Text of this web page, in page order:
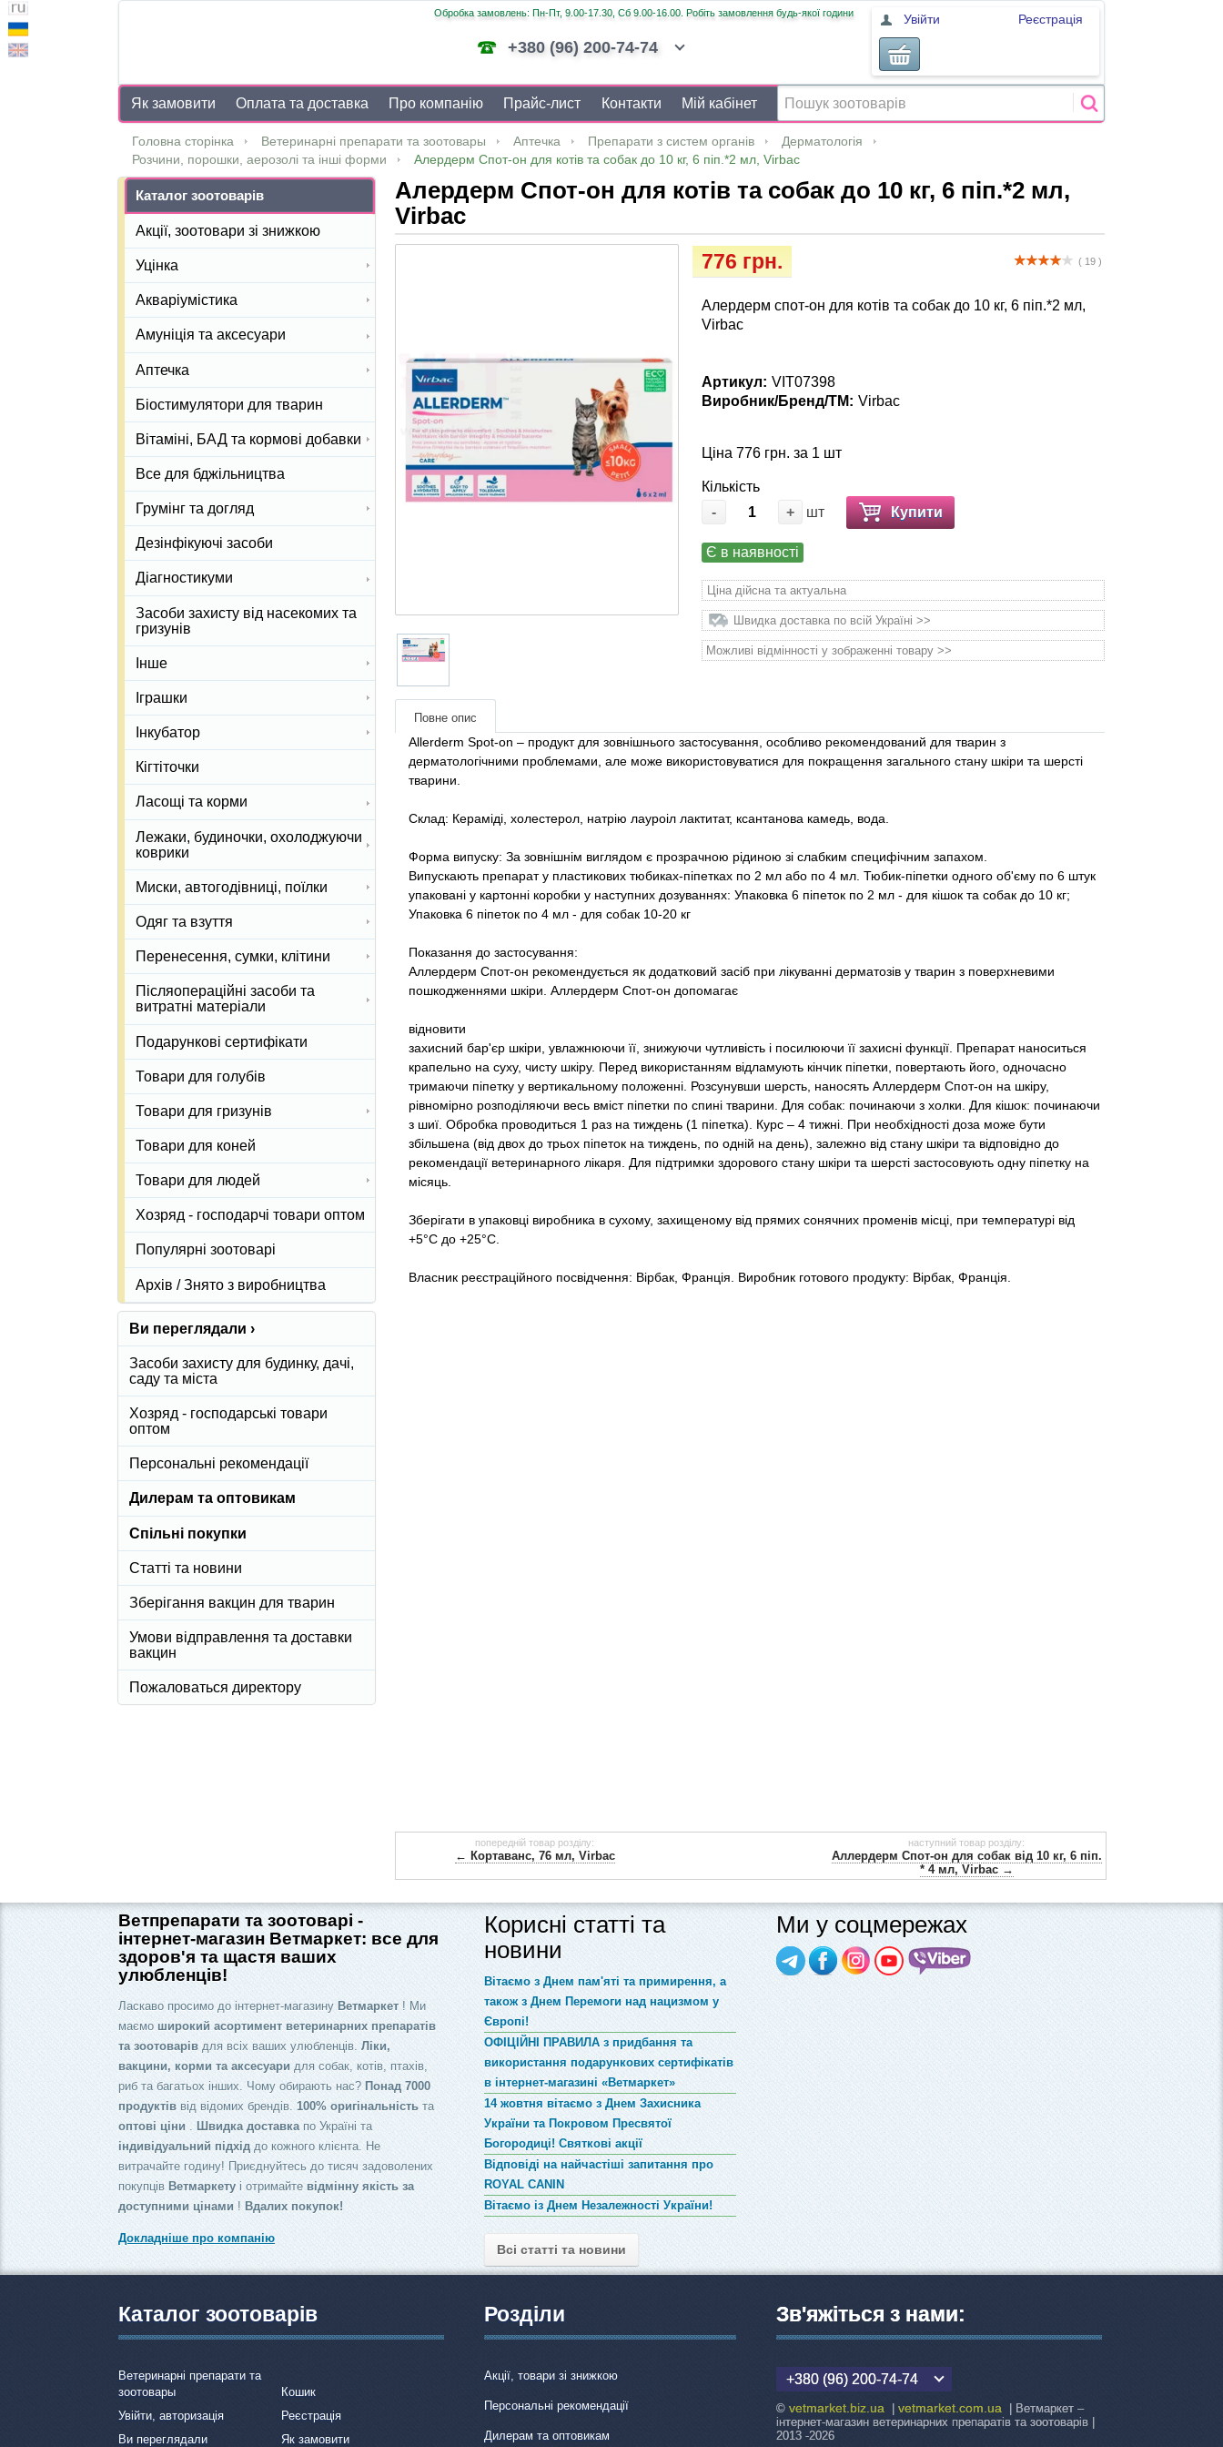
Обробка замовлень: Пн-Пт, 9.00-17.30, Сб 9.00-16.00. Робіть замовлення будь-якої години
+380 (96) 200-74-74
Увійти Реєстрація
Як замовити Оплата та доставка Про компанію Прайс-лист Контакти Мій кабінет
Головна сторінка Ветеринарні препарати та зоотовары Аптечка Препарати з систем органів
Дерматологія
Розчини, порошки, аерозолі та інші форми
Алердерм Спот-он для котів та собак до 10 кг, 6 піп.*2 мл, Virbac
Алердерм Спот-он для котів та собак до 10 кг, 6 піп.*2 мл,
Virbac
( 19 )
776 грн.
Алердерм спот-он для котів та собак до 10 кг, 6 піп.*2 мл,
Virbac
Артикул: VIT07398
Виробник/Бренд/ТМ: Virbac
Ціна 776 грн. за 1 шт
Кількість
-
+ шт Купити
Є в наявності
Ціна дійсна та актуальна
Швидка доставка по всій Україні >>
Можливі відмінності у зображенні товару >>
Повне опис
Allerderm Spot-on – продукт для зовнішнього застосування, особливо рекомендований для тварин з
дерматологічними проблемами, але може використовуватися для покращення загального стану шкіри та шерсті
тварини.
Склад: Кераміді, холестерол, натрію лауроіл лактитат, ксантанова камедь, вода.
Форма випуску: За зовнішнім виглядом є прозрачною рідиною зі слабким специфічним запахом.
Випускають препарат у пластикових тюбиках-піпетках по 2 мл або по 4 мл. Тюбик-піпетки одного об'єму по 6 штук
упаковані у картонні коробки у наступних дозуваннях: Упаковка 6 піпеток по 2 мл - для кішок та собак до 10 кг;
Упаковка 6 піпеток по 4 мл - для собак 10-20 кг
Показання до застосування:
Аллердерм Спот-он рекомендується як додатковий засіб при лікуванні дерматозів у тварин з поверхневими
пошкодженнями шкіри. Аллердерм Спот-он допомагає
відновити
захисний бар'єр шкіри, увлажнюючи її, знижуючи чутливість і посилюючи її захисні функції. Препарат наноситься
крапельно на суху, чисту шкіру. Перед використанням відламують кінчик піпетки, повертають його, одночасно
тримаючи піпетку у вертикальному положенні. Розсунувши шерсть, наносять Аллердерм Спот-он на шкіру,
рівномірно розподіляючи весь вміст піпетки по спині тварини. Для собак: починаючи з холки. Для кішок: починаючи
з шиї. Обробка проводиться 1 раз на тиждень (1 піпетка). Курс – 4 тижні. При необхідності доза може бути
збільшена (від двох до трьох піпеток на тиждень, по одній на день), залежно від стану шкіри та відповідно до
рекомендації ветеринарного лікаря. Для підтримки здорового стану шкіри та шерсті застосовують одну піпетку на
місяць.
Зберігати в упаковці виробника в сухому, захищеному від прямих сонячних променів місці, при температурі від
+5°С до +25°С.
Власник реєстраційного посвідчення: Вірбак, Франція. Виробник готового продукту: Вірбак, Франція.
попередній товар розділу:
← Кортаванс, 76 мл, Virbac
наступний товар розділу:
Аллердерм Спот-он для собак від 10 кг, 6 піп.
* 4 мл, Virbac →
Каталог зоотоварів
Акції, зоотовари зі знижкою
Уцінка
Акваріумістика
Амуніція та аксесуари
Аптечка
Біостимулятори для тварин
Вітаміні, БАД та кормові добавки
Все для бджільництва
Грумінг та догляд
Дезінфікуючі засоби
Діагностикуми
Засоби захисту від насекомих та
гризунів
Інше
Іграшки
Інкубатор
Кігтіточки
Ласощі та корми
Лежаки, будиночки, охолоджуючи
коврики
Миски, автогодівниці, поїлки
Одяг та взуття
Перенесення, сумки, клітини
Післяопераційні засоби та
витратні матеріали
Подарункові сертифікати
Товари для голубів
Товари для гризунів
Товари для коней
Товари для людей
Хозряд - господарчі товари оптом
Популярні зоотоварі
Архів / Знято з виробництва
Ви переглядали ›
Засоби захисту для будинку, дачі,
саду та міста
Хозряд - господарські товари
оптом
Персональні рекомендації
Дилерам та оптовикам
Спільні покупки
Статті та новини
Зберігання вакцин для тварин
Умови відправлення та доставки
вакцин
Пожаловаться директору
Ветпрепарати та зоотоварі -
інтернет-магазин Ветмаркет: все для
здоров'я та щастя ваших
улюбленців!
Ласкаво просимо до інтернет-магазину Ветмаркет ! Ми
маємоширокий асортимент ветеринарних препаратів
та зоотоварів для всіх ваших улюбленців.Ліки,
вакцини, корми та аксесуаридля собак, котів, птахів,
риб та багатьох інших. Чому обирають нас? Понад 7000
продуктів від відомих брендів.100% оригінальність та
оптові ціни. Швидка доставкапо Україні та
індивідуальний підхід до кожного клієнта. Не
витрачайте годину! Приєднуйтесь до тисяч задоволених
покупців Ветмаркетуі отримайте відмінну якість за
доступними цінами ! Вдалих покупок!
Докладніше про компанію
Корисні статті та
новини
Вітаємо з Днем пам'яті та примирення, а
також з Днем Перемоги над нацизмом у
Європі!
ОФІЦІЙНІ ПРАВИЛА з придбання та
використання подарункових сертифікатів
в інтернет-магазині «Ветмаркет»
14 жовтня вітаємо з Днем Захисника
України та Покровом Пресвятої
Богородиці! Святкові акції
Відповіді на найчастіші запитання про
ROYAL CANIN
Вітаємо із Днем Незалежності України!
Всі статті та новини
Ми у соцмережах
Каталог зоотоварів
Ветеринарні препарати та
зоотовары
Кошик
Увійти, авторизація
Реєстрація
Ви переглядали
Як замовити
Розділи
Акції, товари зі знижкою
Персональні рекомендації
Дилерам та оптовикам
Зв'яжіться з нами:
+380 (96) 200-74-74
©vetmarket.biz.ua |vetmarket.com.ua | Ветмаркет –
інтернет-магазин ветеринарних препаратів та зоотоварів |
2013 -2026